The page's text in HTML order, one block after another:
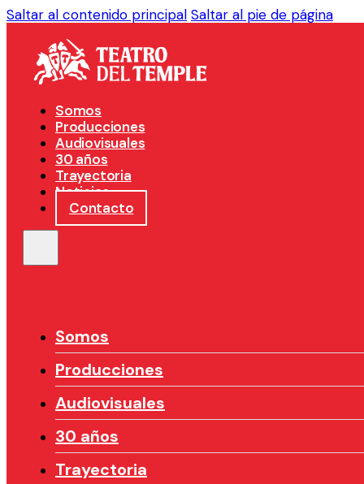
Saltar al contenido principal Saltar al pie de página
Somos
Producciones
Audiovisuales
30 años
Trayectoria
Noticias
Contacto
Somos
Producciones
Audiovisuales
30 años
Trayectoria